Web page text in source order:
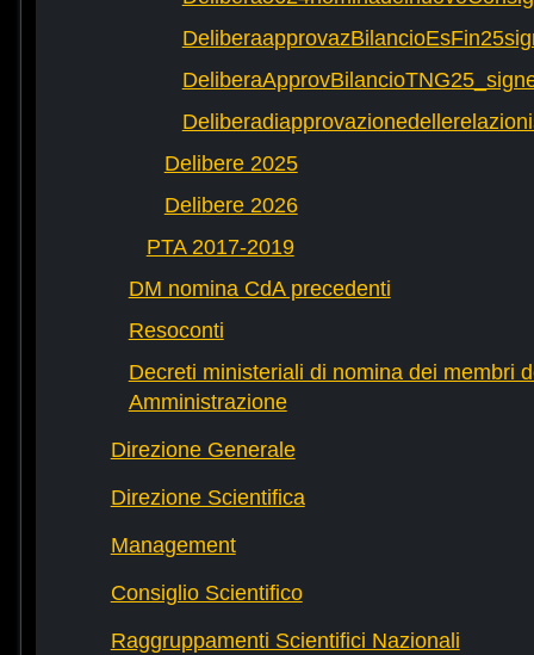
Delibere 2025
Delibere 2026
PTA 2017-2019
DM nomina CdA precedenti
Resoconti
Decreti ministeriali di nomina dei membri
Amministrazione
Direzione Generale
Direzione Scientifica
Management
Consiglio Scientifico
Raggruppamenti Scientifici Nazionali